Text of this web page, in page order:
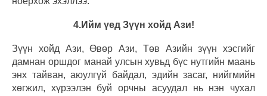
4.Ийм үед Зүүн хойд Ази!
Зүүн хойд Ази, Өвөр Ази, Төв Азийн зүүн хэсгийг
дамнан оршдог манай улсын хувьд бүс нутгийн маань
энх тайван, аюулгүй байдал, эдийн засаг, нийгмийн
хөгжил, хүрээлэн буй орчны асуудал нь нэн чухал